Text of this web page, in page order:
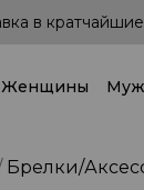
Женщины
Брелки/